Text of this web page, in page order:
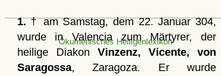
1.† am Samstag, dem 22. Januar 304,
wurde in Valencia zum Märtyrer, der
heilige Diakon Vinzenz, Vicente, von
Saragossa, Zaragoza. Er wurde
Ökumenisches Heiligenlexikon